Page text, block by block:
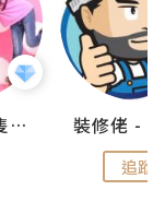
儍媽媽與兩隻小魔怪之家
追蹤